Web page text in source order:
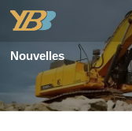
Nouvelles